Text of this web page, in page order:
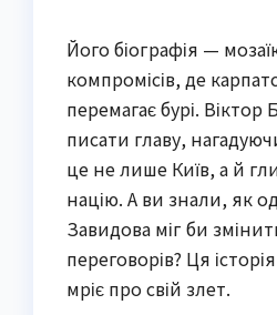
Його біографія —
компромісів, де
перемагає бурі.
писати главу,
це не лише Київ, а й
націю. А ви знали, як
Завидова міг би
переговорів? Ця
мріє про свій злет.